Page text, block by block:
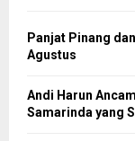
Panjat Pinang
Agustus
Andi Harun
Samarinda yang